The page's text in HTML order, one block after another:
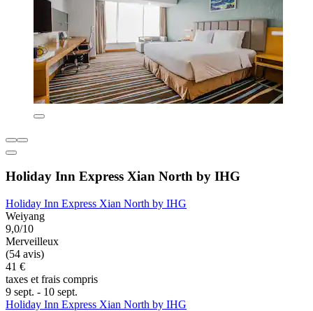
Holiday Inn Express Xian North by IHG
Holiday Inn Express Xian North by IHG
Weiyang
9,0/10
Merveilleux
(54 avis)
41 €
taxes et frais compris
9 sept. - 10 sept.
Holiday Inn Express Xian North by IHG